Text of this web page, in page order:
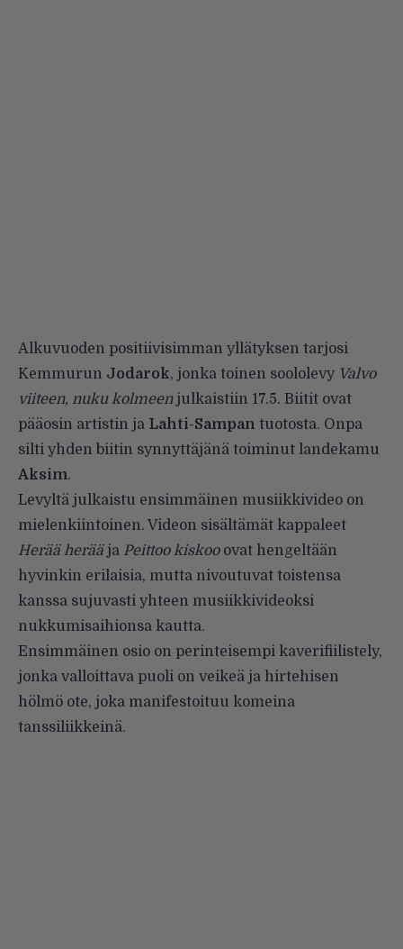
Alkuvuoden positiivisimman yllätyksen tarjosi
Kemmurun Jodarok, jonka toinen soololevy Valvo
viiteen, nuku kolmeen julkaistiin 17.5. Biitit ovat
pääosin artistin ja Lahti-Sampan tuotosta. Onpa
silti yhden biitin synnyttäjänä toiminut landekamu
Aksim.
Levyltä julkaistu ensimmäinen musiikkivideo on
mielenkiintoinen. Videon sisältämät kappaleet
Herää herääja Peittoo kiskoo ovat hengeltään
hyvinkin erilaisia, mutta nivoutuvat toistensa
kanssa sujuvasti yhteen musiikkivideoksi
nukkumisaihionsa kautta.
Ensimmäinen osio on perinteisempi kaverifiilistely,
jonka valloittava puoli on veikeä ja hirtehisen
hölmö ote, joka manifestoituu komeina
tanssiliikkeinä.